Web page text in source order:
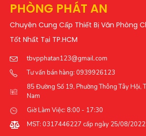
PHÒNG PHÁT AN
Chuyên Cung Cấp Thiết Bị Văn Phòng
Tốt Nhất Tại TP.HCM
tbvpphatan123@gmail.com
Tư vấn bán hàng: 0939926123
85 Đường Số 19, Phường Thông Tây Hội,
Nam
Giờ Làm Việc: 8:00 - 17:30
MST: 0317446227 cấp ngày 25/08/2022